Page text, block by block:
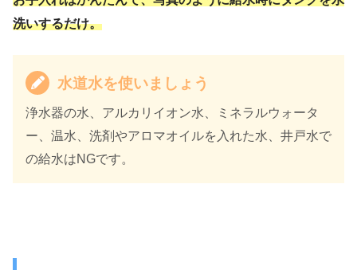
洗いするだけ。
水道水を使いましょう
浄水器の水、アルカリイオン水、ミネラルウォータ
ー、温水、洗剤やアロマオイルを入れた水、井戸水で
の給水はNGです。